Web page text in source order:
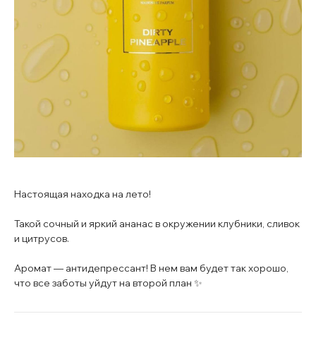
Настоящая находка на лето!
Такой сочный и яркий ананас в окружении клубники, сливок
и цитрусов.
Аромат — антидепрессант! В нем вам будет так хорошо,
что все заботы уйдут на второй план ✨